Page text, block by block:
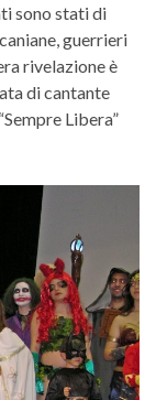
sono stati di
guerrieri
rivelazione è
di cantante
Libera”